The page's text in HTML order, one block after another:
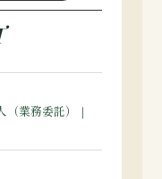
（業務委託）｜